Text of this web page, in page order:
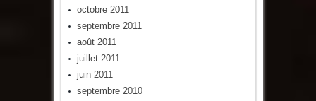
octobre 2011
septembre 2011
août 2011
juillet 2011
juin 2011
septembre 2010